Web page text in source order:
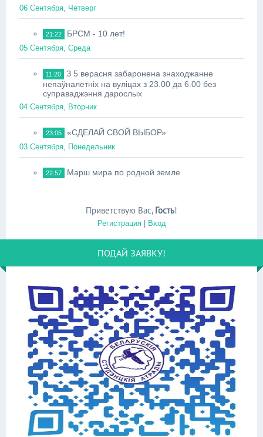
06 Сентября, Четверг
21:22 БРСМ - 10 лет!
05 Сентября, Среда
11:20
З 5 верасня забаронена знаходжанне
непаўналетніх на вуліцах з 23.00 да 6.00 без
суправаджэння дарослых
04 Сентября, Вторник
23:05 «СДЕЛАЙ СВОЙ ВЫБОР»
03 Сентября, Понедельник
22:57 Марш мира по родной земле
Приветствую Вас, Гость!
Регистрация| Вход
ПОДАЙ ЗАЯВКУ!